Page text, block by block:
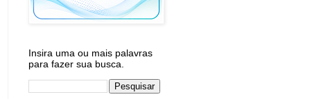
Insira uma ou mais palavras
para fazer sua busca.